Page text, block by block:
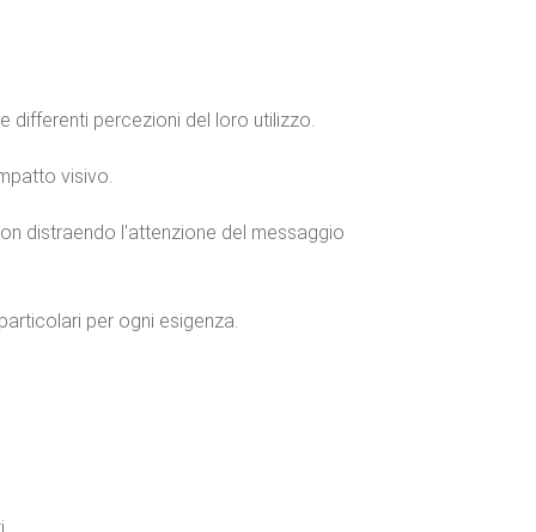
differenti percezioni del loro utilizzo.
visivo.
distraendo l'attenzione del messaggio
per ogni esigenza.